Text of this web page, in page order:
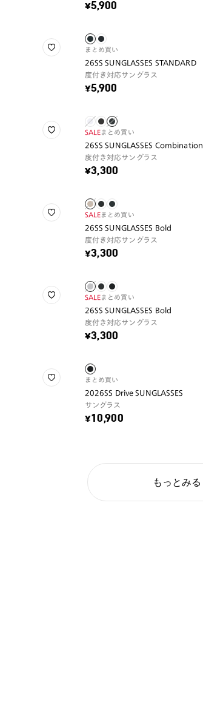
¥5,900
まとめ買い
26SS SUNGLASSES STANDARD
度付き対応サングラス
¥5,900
SALEまとめ買い
26SS SUNGLASSES Combination
度付き対応サングラス
¥3,300
SALEまとめ買い
26SS SUNGLASSES Bold
度付き対応サングラス
¥3,300
SALEまとめ買い
26SS SUNGLASSES Bold
度付き対応サングラス
¥3,300
まとめ買い
2026SS Drive SUNGLASSES
サングラス
¥10,900
もっとみる